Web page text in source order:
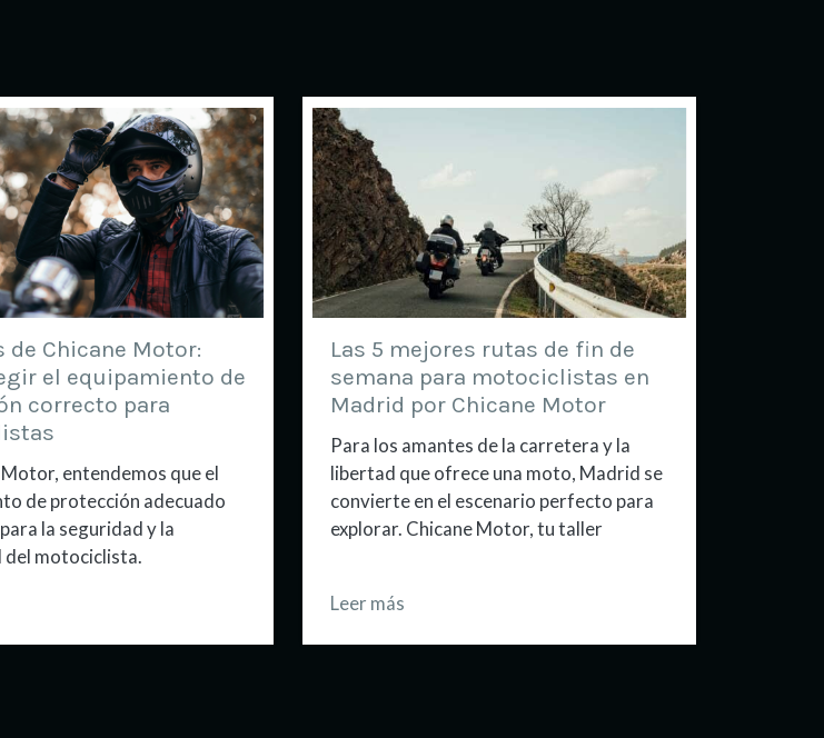
de Chicane Motor:
el equipamiento de
correcto para
Motor, entendemos que el
de protección adecuado
la seguridad y la
del motociclista.
Las 5 mejores rutas de fin de
semana para motociclistas en
Madrid por Chicane Motor
Para los amantes de la carretera y la
libertad que ofrece una moto, Madrid se
convierte en el escenario perfecto para
explorar. Chicane Motor, tu taller
Leer más